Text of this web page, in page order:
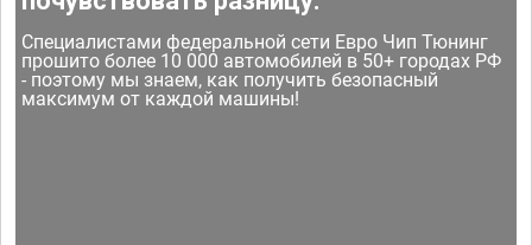
Специалистами федеральной сети Евро Чип Тюнинг
прошито более 10 000 автомобилей в 50+ городах РФ
- поэтому мы знаем, как получить безопасный
максимум от каждой машины!